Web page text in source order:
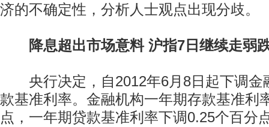
济的不确定性，分析人士观点出现分歧。
降息超出市场意料 沪指7日继续走弱
央行决定，自2012年6月8日起下调金
款基准利率。金融机构一年期存款基准利
点，一年期贷款基准利率下调0.25个百分